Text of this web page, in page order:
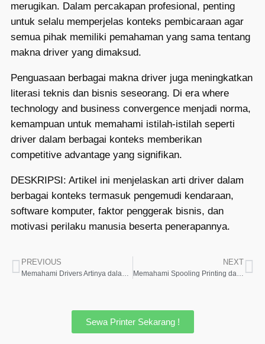
merugikan. Dalam percakapan profesional, penting
untuk selalu memperjelas konteks pembicaraan agar
semua pihak memiliki pemahaman yang sama tentang
makna driver yang dimaksud.
Penguasaan berbagai makna driver juga meningkatkan
literasi teknis dan bisnis seseorang. Di era where
technology and business convergence menjadi norma,
kemampuan untuk memahami istilah-istilah seperti
driver dalam berbagai konteks memberikan
competitive advantage yang signifikan.
DESKRIPSI: Artikel ini menjelaskan arti driver dalam
berbagai konteks termasuk pengemudi kendaraan,
software komputer, faktor penggerak bisnis, dan
motivasi perilaku manusia beserta penerapannya.
PREVIOUS NEXT
Sewa Printer Sekarang !